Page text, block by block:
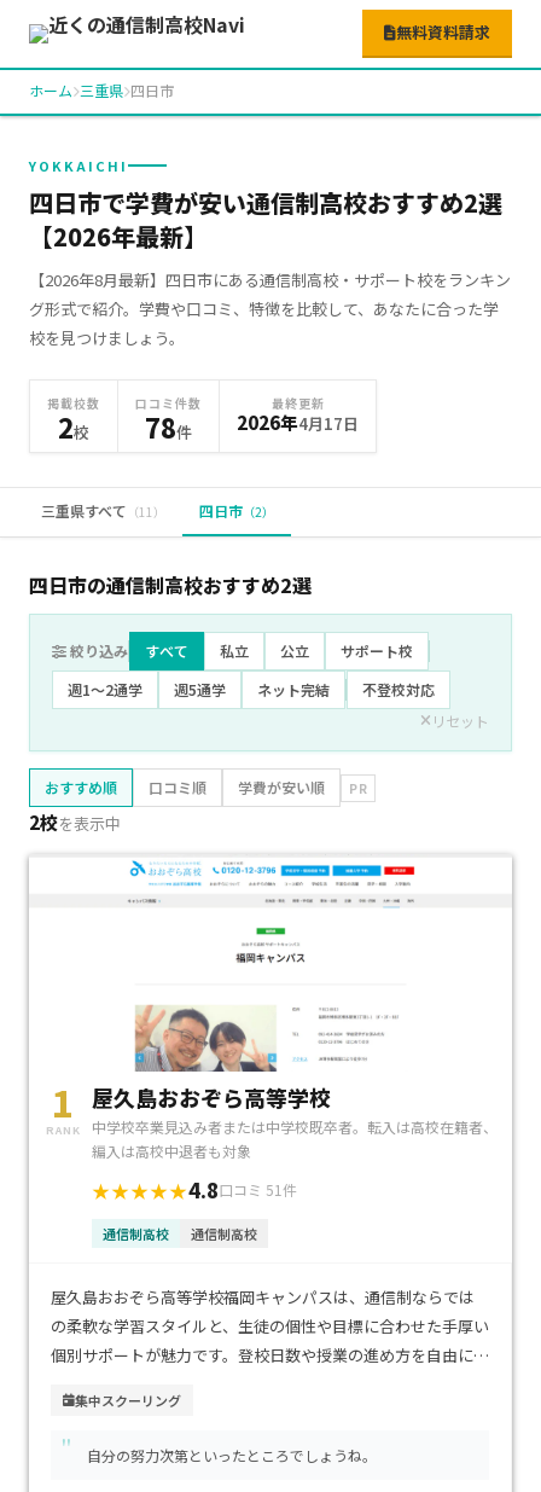
無料資料請求
ホーム 三重県 四日市
YOKKAICHI
四日市で学費が安い通信制高校おすすめ2選
【2026年最新】
【2026年8月最新】四日市にある通信制高校・サポート校をランキン
グ形式で紹介。学費や口コミ、特徴を比較して、あなたに合った学
校を見つけましょう。
掲載校数
2校
口コミ件数
78件
最終更新
2026年4月17日
三重県すべて （11） 四日市 （2）
四日市の通信制高校おすすめ2選
絞り込み すべて 私立 公立
サポート校
週1〜2通学
週5通学 ネット完結
不登校対応
リセット
おすすめ順 口コミ順 学費が安い順 PR
2校を表示中
1
RANK
屋久島おおぞら高等学校
中学校卒業見込み者または中学校既卒者。転入は高校在籍者、
編入は高校中退者も対象
★★★★★4.8口コミ 51件
通信制高校 通信制高校
屋久島おおぞら高等学校福岡キャンパスは、通信制ならでは
の柔軟な学習スタイルと、生徒の個性や目標に合わせた手厚い
個別サポートが魅力です。登校日数や授業の進め方を自由に選
びたい方にも安心です。博多駅や天神駅からアクセスしやすい
都市型の立地で、通学の利便性も高い環境です。学費は通信制
高校として比較的抑えられており、経済的にも続けやすいのが
集中スクーリング
" 自分の努力次第といったところでしょうね。